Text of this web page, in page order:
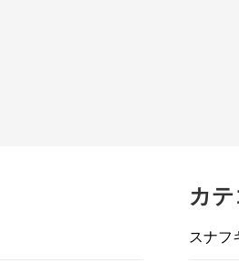
カ
スナフ